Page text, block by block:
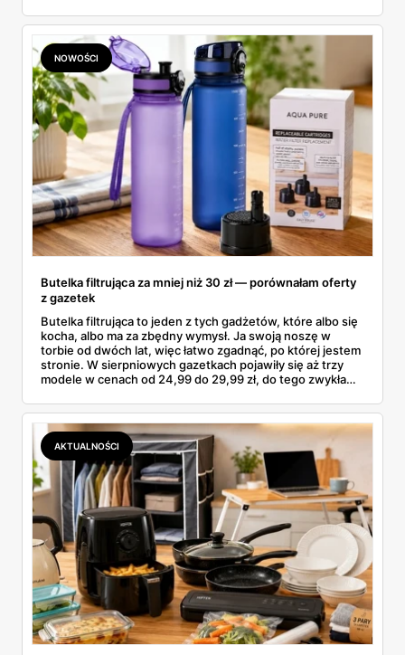
znalazłam, z cenami i terminami.
NOWOŚCI
Butelka filtrująca za mniej niż 30 zł — porównałam oferty
z gazetek
Butelka filtrująca to jeden z tych gadżetów, które albo się
kocha, albo ma za zbędny wymysł. Ja swoją noszę w
torbie od dwóch lat, więc łatwo zgadnąć, po której jestem
stronie. W sierpniowych gazetkach pojawiły się aż trzy
modele w cenach od 24,99 do 29,99 zł, do tego zwykła
wszystkie oferty i policzyłam, kiedy taki zakup faktycznie
się opłaca.
AKTUALNOŚCI